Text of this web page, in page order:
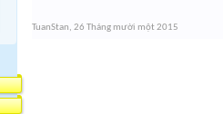
TuanStan, 26 Tháng mười một 2015